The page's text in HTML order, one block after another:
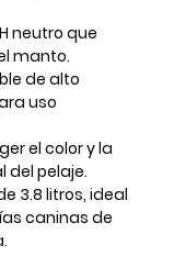
neutroque
manto.
de alto
uso
el color y la
del pelaje.
3.8 litros, ideal
caninas de